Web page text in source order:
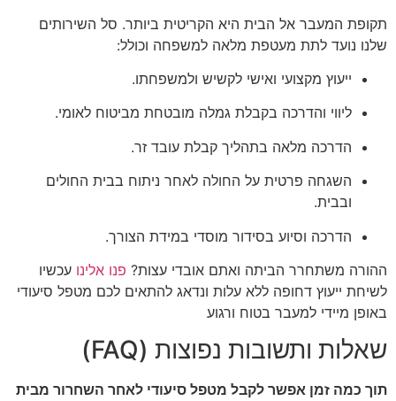
תקופת המעבר אל הבית היא הקריטית ביותר. סל השירותים
שלנו נועד לתת מעטפת מלאה למשפחה וכולל:
ייעוץ מקצועי ואישי לקשיש ולמשפחתו.
ליווי והדרכה בקבלת גמלה מובטחת מביטוח לאומי.
הדרכה מלאה בתהליך קבלת עובד זר.
השגחה פרטית על החולה לאחר ניתוח בבית החולים
ובבית.
הדרכה וסיוע בסידור מוסדי במידת הצורך.
ההורה משתחרר הביתה ואתם אובדי עצות? פנו אלינו עכשיו
לשיחת ייעוץ דחופה ללא עלות ונדאג להתאים לכם מטפל סיעודי
באופן מיידי למעבר בטוח ורגוע
שאלות ותשובות נפוצות (FAQ)
תוך כמה זמן אפשר לקבל מטפל סיעודי לאחר השחרור מבית